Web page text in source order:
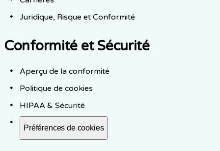
Juridique, Risque et Conformité
Conformité et Sécurité
Aperçu de la conformité
Politique de cookies
HIPAA & Sécurité
Préférences de cookies